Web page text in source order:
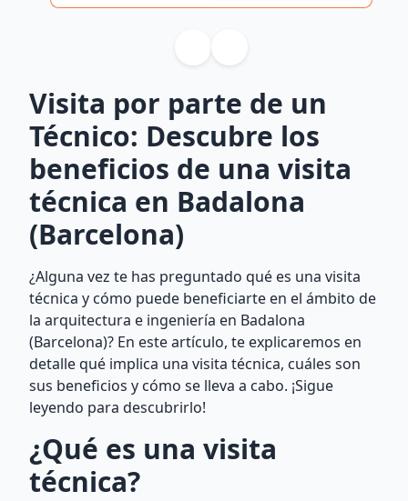
Visita por parte de un
Técnico: Descubre los
beneficios de una visita
técnica en Badalona
(Barcelona)
¿Alguna vez te has preguntado qué es una visita
técnica y cómo puede beneficiarte en el ámbito de
la arquitectura e ingeniería en Badalona
(Barcelona)? En este artículo, te explicaremos en
detalle qué implica una visita técnica, cuáles son
sus beneficios y cómo se lleva a cabo. ¡Sigue
leyendo para descubrirlo!
¿Qué es una visita
técnica?